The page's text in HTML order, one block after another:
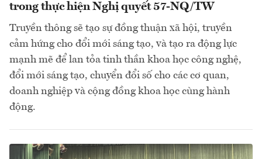
trong thực hiện Nghị quyết 57-NQ/TW
Truyền thông sẽ tạo sự đồng thuận xã hội, truyền
cảm hứng cho đổi mới sáng tạo, và tạo ra động lực
mạnh mẽ để lan tỏa tinh thần khoa học công nghệ,
đổi mới sáng tạo, chuyển đổi số cho các cơ quan,
doanh nghiệp và cộng đồng khoa học cùng hành
động.